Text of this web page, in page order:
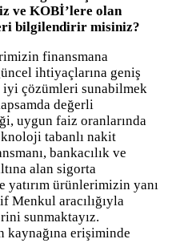
ve KOBİ’lere olan
bilgilendirir misiniz?
finansmana
ihtiyaçlarına geniş
iyi çözümleri sunabilmek
değerli
uygun faiz oranlarında
tabanlı nakit
bankacılık ve
alan sigorta
yatırım ürünlerimizin yanı
Menkul aracılığıyla
sunmaktayız.
erişiminde